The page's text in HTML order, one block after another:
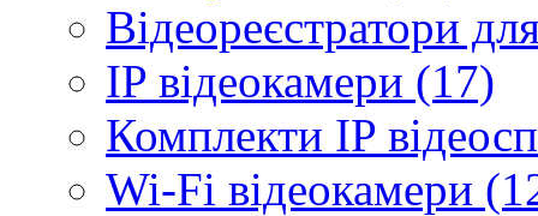
Відеореєстратори
IP відеокамери (17)
Комплекти IP
Wi-Fi відеокамери